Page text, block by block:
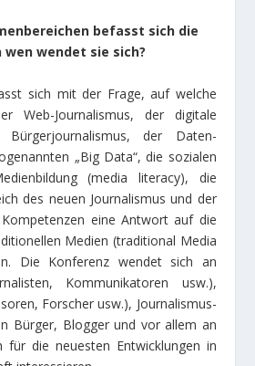
befasst sich die
wen wendet sie sich?
sich mit der Frage, auf welche
Web-Journalismus, der digitale
Bürgerjournalismus, der Daten-
„Big Data“, die sozialen
(media literacy), die
des neuen Journalismus und der
eine Antwort auf die
Medien (traditional Media
Die Konferenz wendet sich an
Kommunikatoren usw.),
Forscher usw.), Journalismus-
Bürger, Blogger und vor allem an
für die neuesten Entwicklungen in